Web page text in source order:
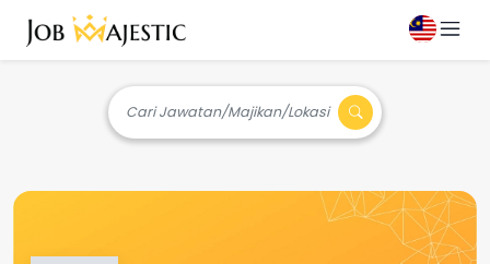
Cari Jawatan/Majikan/Lokasi